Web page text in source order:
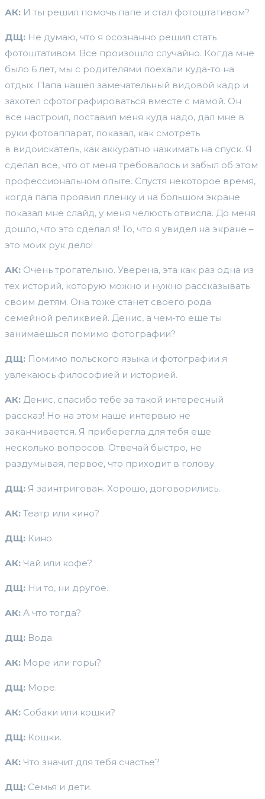
АК: И ты решил помочь папе и стал фотоштативом?
ДЩ: Не думаю, что я осознанно решил стать
фотоштативом. Все произошло случайно. Когда мне
было 6 лет, мы с родителями поехали куда-то на
отдых. Папа нашел замечательный видовой кадр и
захотел сфотографироваться вместе с мамой. Он
все настроил, поставил меня куда надо, дал мне в
руки фотоаппарат, показал, как смотреть
в видоискатель, как аккуратно нажимать на спуск. Я
сделал все, что от меня требовалось и забыл об этом
профессиональном опыте. Спустя некоторое время,
когда папа проявил пленку и на большом экране
показал мне слайд, у меня челюсть отвисла. До меня
дошло, что это сделал я! То, что я увидел на экране –
это моих рук дело!
АК: Очень трогательно. Уверена, эта как раз одна из
тех историй, которую можно и нужно рассказывать
своим детям. Она тоже станет своего рода
семейной реликвией. Денис, а чем-то еще ты
занимаешься помимо фотографии?
ДЩ: Помимо польского языка и фотографии я
увлекаюсь философией и историей.
АК: Денис, спасибо тебе за такой интересный
рассказ! Но на этом наше интервью не
заканчивается. Я приберегла для тебя еще
несколько вопросов. Отвечай быстро, не
раздумывая, первое, что приходит в голову.
ДЩ: Я заинтригован. Хорошо, договорились.
АК: Театр или кино?
ДЩ: Кино.
АК: Чай или кофе?
ДЩ: Ни то, ни другое.
АК: А что тогда?
ДЩ: Вода.
АК: Море или горы?
ДЩ: Море.
АК: Собаки или кошки?
ДЩ: Кошки.
АК: Что значит для тебя счастье?
ДЩ: Семья и дети.